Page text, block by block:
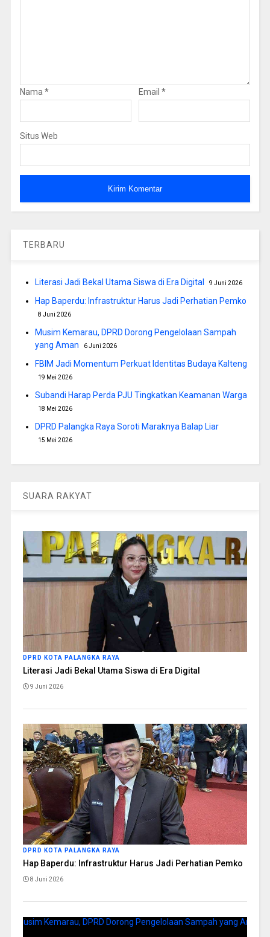
Nama * Email *
Situs Web
TERBARU
Literasi Jadi Bekal Utama Siswa di Era Digital 9 Juni 2026
Hap Baperdu: Infrastruktur Harus Jadi Perhatian Pemko
8 Juni 2026
Musim Kemarau, DPRD Dorong Pengelolaan Sampah
yang Aman
6 Juni 2026
FBIM Jadi Momentum Perkuat Identitas Budaya Kalteng
19 Mei 2026
Subandi Harap Perda PJU Tingkatkan Keamanan Warga
18 Mei 2026
DPRD Palangka Raya Soroti Maraknya Balap Liar
15 Mei 2026
SUARA RAKYAT
DPRD KOTA PALANGKA RAYA
Literasi Jadi Bekal Utama Siswa di Era Digital
9 Juni 2026
DPRD KOTA PALANGKA RAYA
Hap Baperdu: Infrastruktur Harus Jadi Perhatian Pemko
8 Juni 2026